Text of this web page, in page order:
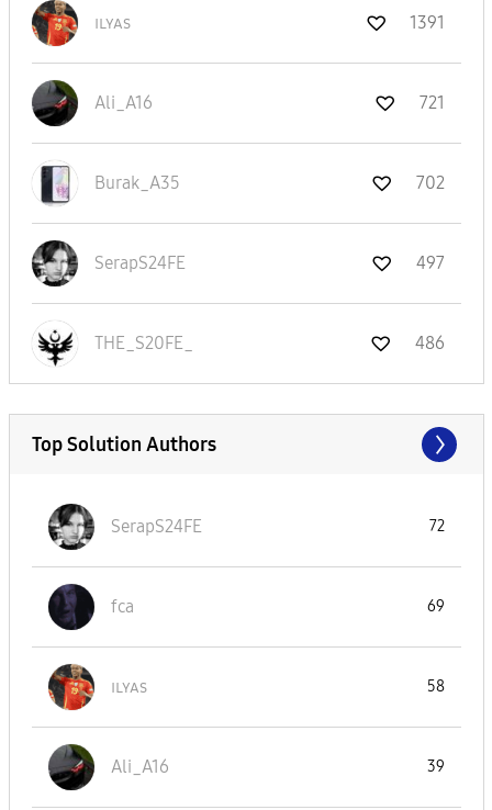
ɪʟʏᴀs 1391
Ali_A16 721
Burak_A35 702
SerapS24FE 497
THE_S20FE_ 486
Top Solution Authors
SerapS24FE 72
fca 69
ɪʟʏᴀs 58
Ali_A16 39